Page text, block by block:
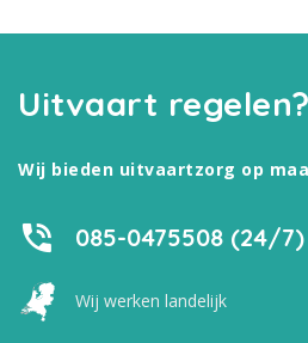
Uitvaart regelen?
Wij bieden uitvaartzorg op
085-0475508 (24/7)
Wij werken landelijk